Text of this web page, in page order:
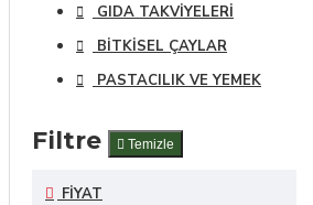
GIDA TAKVIYELERI
BITKISEL ÇAYLAR
PASTACILIK VE YEMEK
Filtre Temizle
FIYAT